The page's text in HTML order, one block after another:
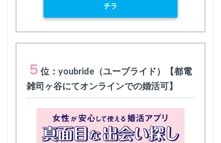
チラ
５ 位：youbride（ユーブライド）【都電
雑司ヶ谷にてオンラインでの婚活可】